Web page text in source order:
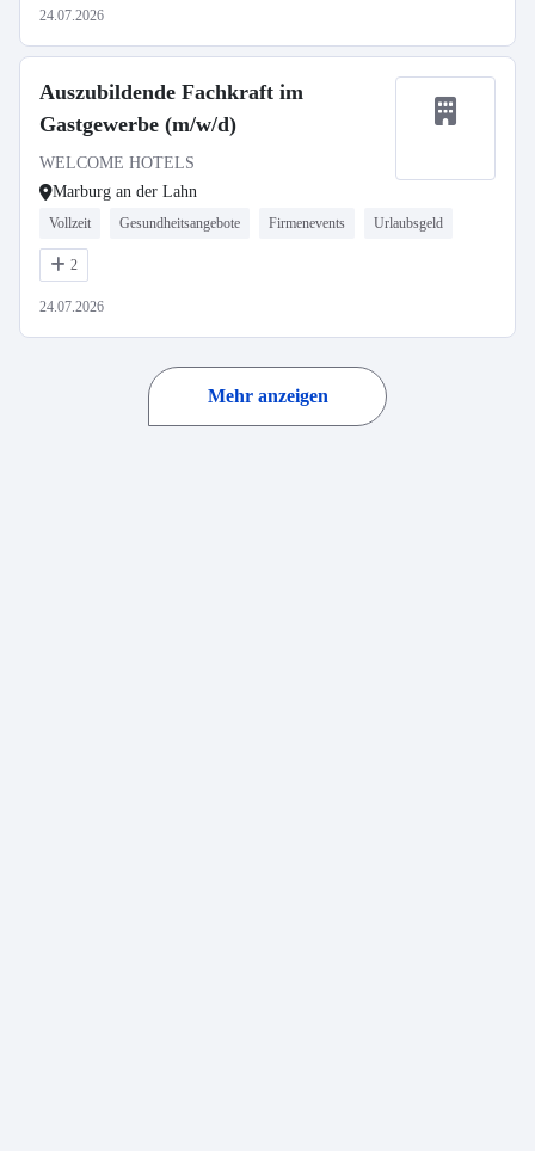
24.07.2026
Auszubildende Fachkraft im
Gastgewerbe (m/w/d)
WELCOME HOTELS
Marburg an der Lahn
Vollzeit Gesundheitsangebote Firmenevents Urlaubsgeld
2
24.07.2026
Mehr anzeigen